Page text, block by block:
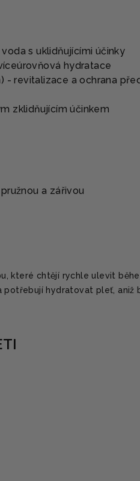
s uklidňujícími účinky
hydratace
- revitalizace a ochrana
zklidňujícím účinkem
a zářivou
které chtějí rychle ulevit
potřebují hydratovat pleť, aniž